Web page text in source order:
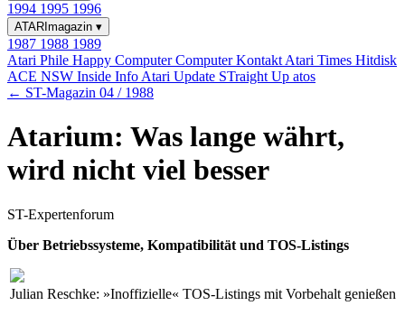
1994 1995 1996
ATARImagazin ▾
1987 1988 1989
Atari Phile Happy ComputerComputer Kontakt Atari Times Hitdisk
ACE NSW Inside Info Atari Update STraight Up atos
← ST-Magazin 04 / 1988
Atarium: Was lange währt,
wird nicht viel besser
ST-Expertenforum
Über Betriebssysteme, Kompatibilität und TOS-Listings
Julian Reschke: »Inoffizielle« TOS-Listings mit Vorbehalt genießen